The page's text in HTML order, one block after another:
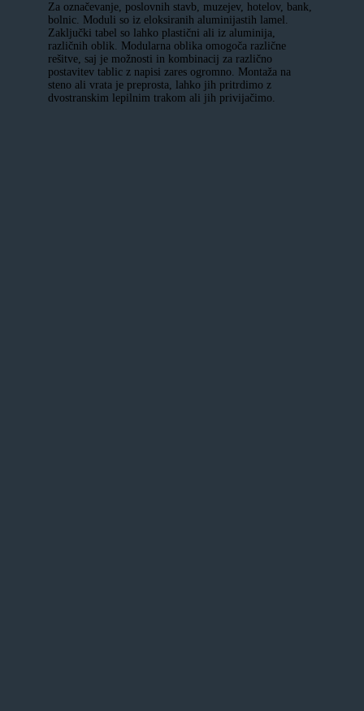
Za označevanje, poslovnih stavb, muzejev, hotelov, bank,
bolnic. Moduli so iz eloksiranih aluminijastih lamel.
Zaključki tabel so lahko plastični ali iz aluminija,
različnih oblik. Modularna oblika omogoča različne
rešitve, saj je možnosti in kombinacij za različno
postavitev tablic z napisi zares ogromno. Montaža na
steno ali vrata je preprosta, lahko jih pritrdimo z
dvostranskim lepilnim trakom ali jih privijačimo.